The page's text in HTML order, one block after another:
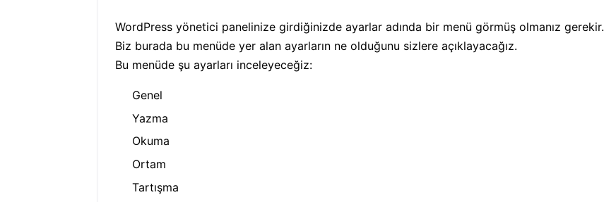
WordPress yönetici panelinize girdiğinizde ayarlar adında bir menü görmüş olmanız gerekir.
Biz burada bu menüde yer alan ayarların ne olduğunu sizlere açıklayacağız.
Bu menüde şu ayarları inceleyeceğiz:
Genel
Yazma
Okuma
Ortam
Tartışma